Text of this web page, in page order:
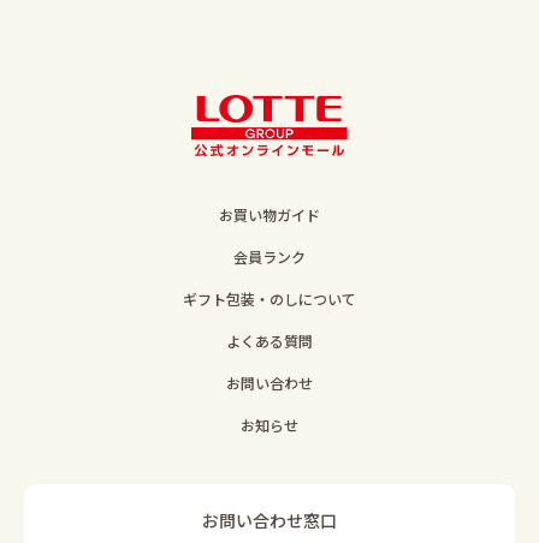
お買い物ガイド
会員ランク
ギフト包装・のしについて
よくある質問
お問い合わせ
お知らせ
お問い合わせ窓口